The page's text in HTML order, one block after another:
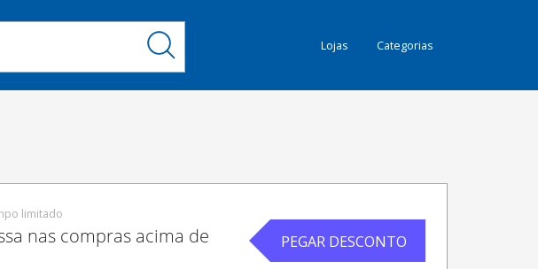
Lojas Categorias
limitado
nas compras acima de
PEGAR DESCONTO